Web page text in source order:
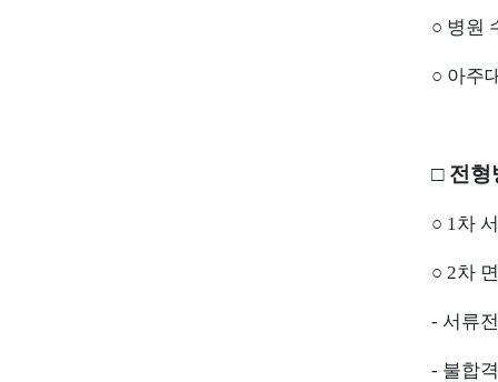
○ 병원
○ 아주
□ 전형
○ 1차
○ 2차
- 서류
- 불합